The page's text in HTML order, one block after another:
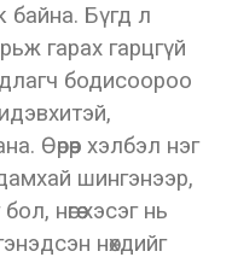
байна. Бүгд л
гарах гарцгүй
бодисоороо
Өөрөөр хэлбэл нэг
шингэнээр,
нөгөө хэсэг нь
нөхдийг